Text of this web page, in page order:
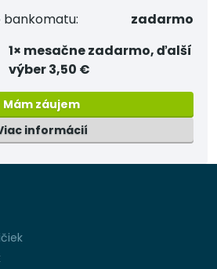
zadarmo
1× mesačne zadarmo, ďalší
výber 3,50 €
Mám záujem
informácií